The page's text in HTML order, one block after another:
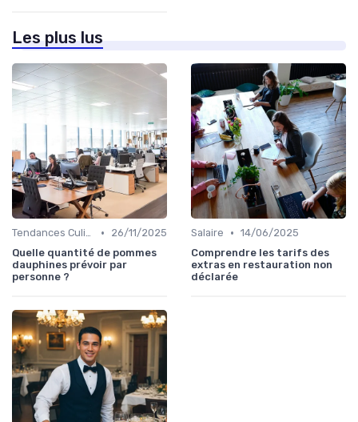
Les plus lus
Tendances Culinaire •
26/11/2025
Quelle quantité de pommes
dauphines prévoir par
personne ?
Salaire • 14/06/2025
Comprendre les tarifs des
extras en restauration non
déclarée